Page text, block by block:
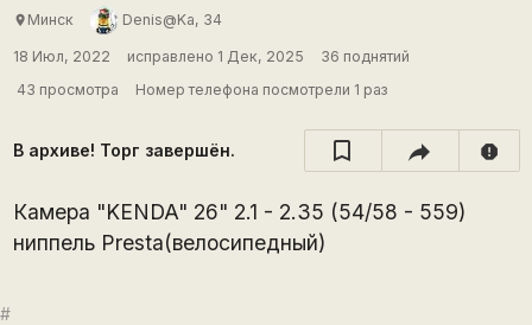
place Минск Denis@Ka, 34
18 Июл, 2022 исправлено 1 Дек, 2025
36 поднятий
43 просмотра
Номер телефона посмотрели 1 раз
В архиве! Торг завершён. report
Камера "KENDA" 26" 2.1 - 2.35 (54/58 - 559)
ниппель Presta(велосипедный)
#